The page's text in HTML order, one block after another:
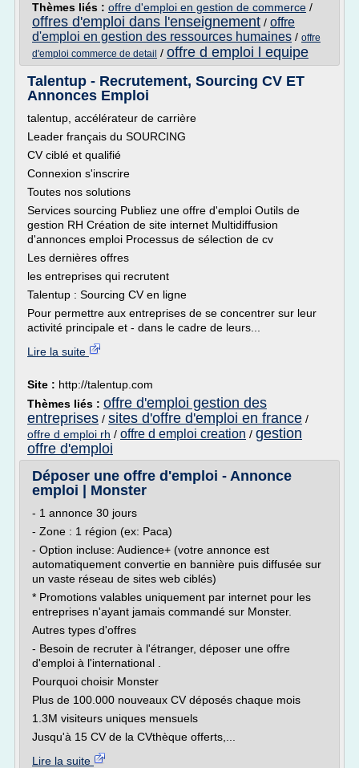
Thèmes liés : offre d'emploi en gestion de commerce /
offres d'emploi dans l'enseignement / offre
d'emploi en gestion des ressources humaines / offre
d'emploi commerce de detail / offre d emploi l equipe
Talentup - Recrutement, Sourcing CV ET
Annonces Emploi
talentup, accélérateur de carrière
Leader français du SOURCING
CV ciblé et qualifié
Connexion s'inscrire
Toutes nos solutions
Services sourcing Publiez une offre d'emploi Outils de
gestion RH Création de site internet Multidiffusion
d'annonces emploi Processus de sélection de cv
Les dernières offres
les entreprises qui recrutent
Talentup : Sourcing CV en ligne
Pour permettre aux entreprises de se concentrer sur leur
activité principale et - dans le cadre de leurs...
Lire la suite
Site : http://talentup.com
Thèmes liés : offre d'emploi gestion des
entreprises / sites d'offre d'emploi en france /
offre d emploi rh / offre d emploi creation / gestion
offre d'emploi
Déposer une offre d'emploi - Annonce
emploi | Monster
- 1 annonce 30 jours
- Zone : 1 région (ex: Paca)
- Option incluse: Audience+ (votre annonce est
automatiquement convertie en bannière puis diffusée sur
un vaste réseau de sites web ciblés)
* Promotions valables uniquement par internet pour les
entreprises n'ayant jamais commandé sur Monster.
Autres types d'offres
- Besoin de recruter à l'étranger, déposer une offre
d'emploi à l'international .
Pourquoi choisir Monster
Plus de 100.000 nouveaux CV déposés chaque mois
1.3M visiteurs uniques mensuels
Jusqu'à 15 CV de la CVthèque offerts,...
Lire la suite